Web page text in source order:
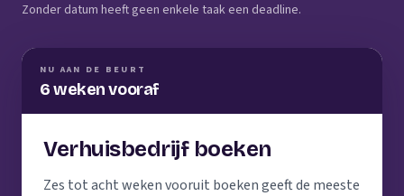
Zonder datum heeft geen enkele taak een deadline.
NU AAN DE BEURT
6 weken vooraf
Verhuisbedrijf boeken
Zes tot acht weken vooruit boeken geeft de meeste